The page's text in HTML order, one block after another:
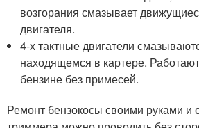
возгорания смазывает
двигателя.
4-х тактные двигатели
находящемся в картере.
бензине без примесей.
Ремонт бензокосы своими руками и